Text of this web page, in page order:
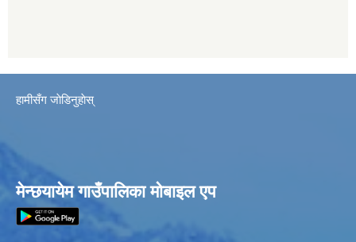
हामीसँग जाेडिनुहाेस्
मेन्छयायेम गाउँपालिका मोबाइल एप